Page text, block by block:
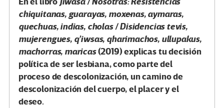
chiquitanas, guarayas, moxeñas, aymaras,
quechuas, indias, cholas / Disidencias tevis,
mujerengues, q’iwsas, qharimachos, ullupakus,
machorras, maricas(2019) explicas tu decisión
política de ser lesbiana, como parte del
proceso de descolonización, un camino de
descolonización del cuerpo, el placer y el
deseo.